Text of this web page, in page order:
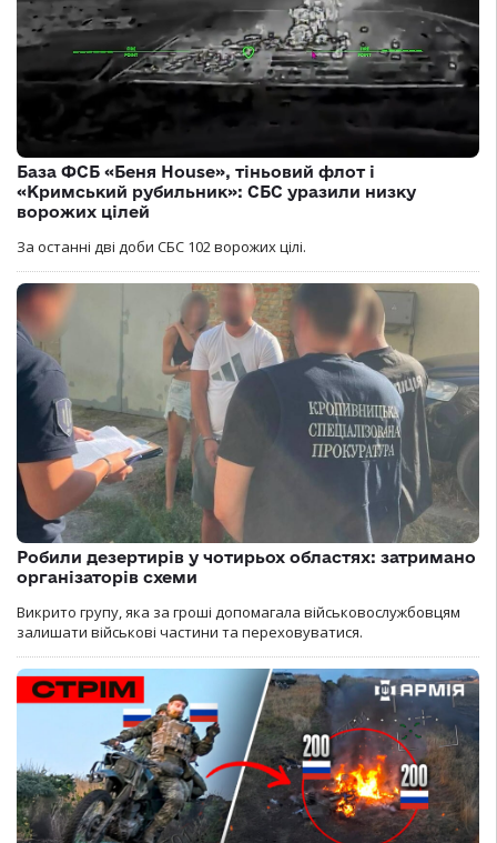
База ФСБ «Беня House», тіньовий флот і
«Кримський рубильник»: СБС уразили низку
ворожих цілей
За останні дві доби СБС 102 ворожих цілі.
Робили дезертирів у чотирьох областях: затримано
організаторів схеми
Викрито групу, яка за гроші допомагала військовослужбовцям
залишати військові частини та переховуватися.